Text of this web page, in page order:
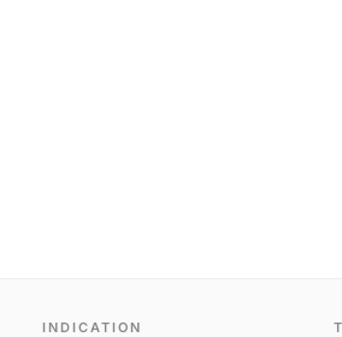
INDICATION